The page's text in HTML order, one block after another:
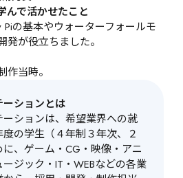
んで活かせたこと
の基本やウォーターフォールモ
が役立ちました。
当時。
ションとは
ションは、希望業界への就
の学生（４年制３年次、２
、ゲーム・CG・映像・アニ
ジック・IT・WEBなどの各業